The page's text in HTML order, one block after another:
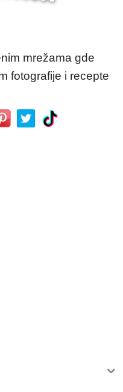
mrežama gde
fotografije i recepte